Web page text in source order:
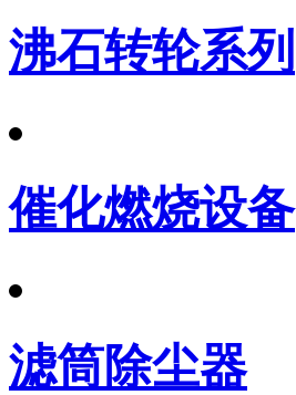
沸石转轮系列
催化燃烧设备
滤筒除尘器